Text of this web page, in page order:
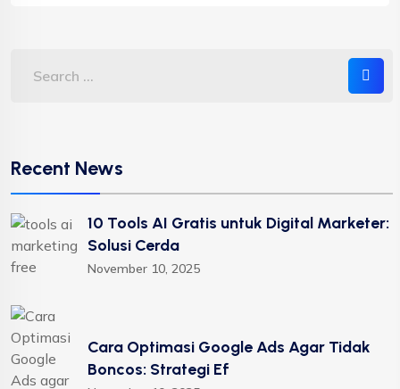
Recent News
10 Tools AI Gratis untuk Digital Marketer:
Solusi Cerda
November 10, 2025
Cara Optimasi Google Ads Agar Tidak
Boncos: Strategi Ef